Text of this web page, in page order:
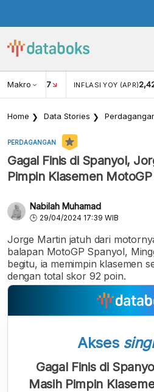
Makro
USD/IDR 17 INFLASI YOY (APR)
Home Data Stories
PERDAGANGAN
Gagal Finis di Spanyol,
Pimpin Klasemen
Nabilah Muhamad
29/04/2024 17:39 WIB
Jorge Martin jatuh dari
balapan MotoGP Spanyol,
begitu, ia memimpin klasemen
dengan total skor 92 poin.
Akses
Gagal Finis di
Masih Pimpin